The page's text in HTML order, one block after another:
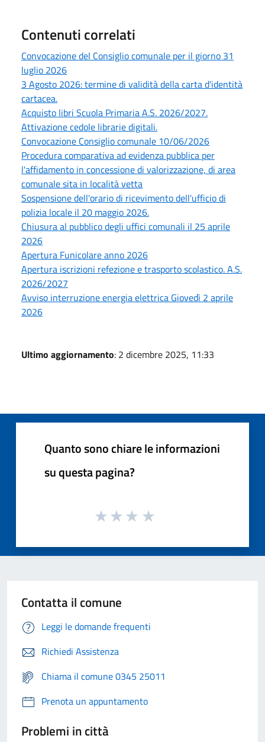
Contenuti correlati
Convocazione del Consiglio comunale per il giorno 31
luglio 2026
3 Agosto 2026: termine di validità della carta d'identità
cartacea.
Acquisto libri Scuola Primaria A.S. 2026/2027.
Attivazione cedole librarie digitali.
Convocazione Consiglio comunale 10/06/2026
Procedura comparativa ad evidenza pubblica per
l'affidamento in concessione di valorizzazione, di area
comunale sita in località vetta
Sospensione dell'orario di ricevimento dell'ufficio di
polizia locale il 20 maggio 2026.
Chiusura al pubblico degli uffici comunali il 25 aprile
2026
Apertura Funicolare anno 2026
Apertura iscrizioni refezione e trasporto scolastico. A.S.
2026/2027
Avviso interruzione energia elettrica Giovedì 2 aprile
2026
Ultimo aggiornamento: 2 dicembre 2025, 11:33
Quanto sono chiare le informazioni
su questa pagina?
Contatta il comune
Leggi le domande frequenti
Richiedi Assistenza
Chiama il comune 0345 25011
Prenota un appuntamento
Problemi in città